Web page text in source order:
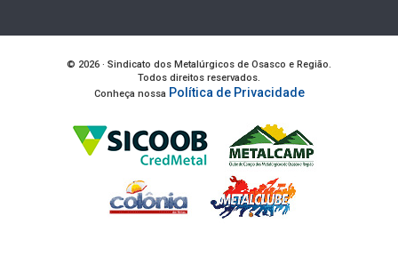
© 2026 · Sindicato dos Metalúrgicos de Osasco e Região.
Todos direitos reservados.
Conheça nossa Política de Privacidade